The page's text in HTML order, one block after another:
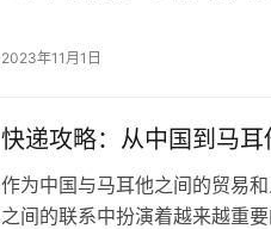
并享受其低税率之前，有一些
2023年11月1日
快递攻略：从中国到马
作为中国与马耳他之间的贸易
之间的联系中扮演着越来越重